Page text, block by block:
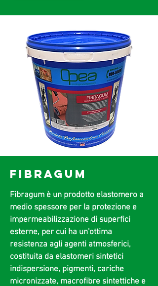
FIBRAGUM
Fibragum è un prodotto elastomero a
medio spessore per la protezione e
impermeabilizzazione di superfici
esterne, per cui ha un'ottima
resistenza agli agenti atmosferici,
costituita da elastomeri sintetici
indispersione, pigmenti, cariche
micronizzate, macrofibre sintettiche e